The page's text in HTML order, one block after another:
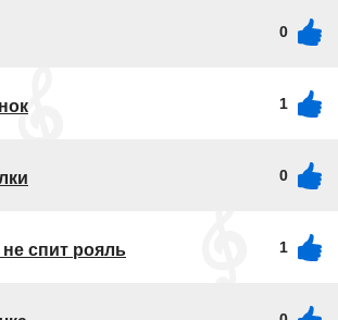
0
1
0
спит рояль 1